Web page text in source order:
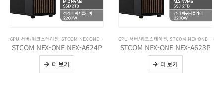
GPU 서버/워크스테이션, STCOM NEX-ONE 워크스테이션 ,기업용 제품,전체 제품보기
STCOM NEX-ONE NEX-A624P
더 보기
GPU 서버/워크스테이션, STCOM NEX-ONE 워크스테이션
STCOM NEX-ONE NEX-A623P
더 보기